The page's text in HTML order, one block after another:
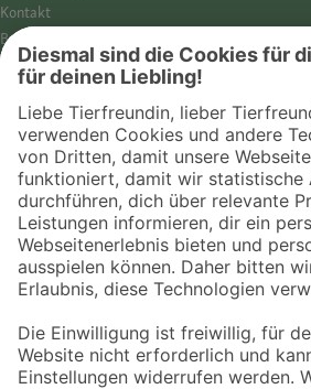
© 2026 Fressnapf Tiernahrungs GmbH
Kontakt
Barrierefreiheit
Impressum
Datenschutz­hinweise
Cookies
AGB
Entdecke Fressnapf
Tierversicherung
GPS-Tracker
Fressnapf Salon
Online-Shop